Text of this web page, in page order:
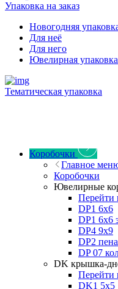
Упаковка на заказ
Новогодняя
Для неё
Для него
Ювелирная
Тематическая упаковка
Коробочки
Главное
Коробочки
Ювелирные
Перейти
DP1 6x6
DP1 6x6
DP4 9x9
DP2
DP 07
DK крышка-
Перейти
DK1 5x5